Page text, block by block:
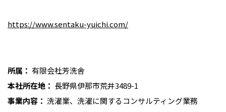
https://www.sentaku-yuichi.com/
所属： 有限会社芳洗舎
本社所在地： 長野県伊那市荒井3489-1
事業内容： 洗濯業、洗濯に関するコンサルティング業務